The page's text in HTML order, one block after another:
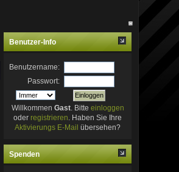
Benutzer-Info
Benutzername:
Passwort:
Willkommen Gast. Bitte einloggen
oder registrieren . Haben Sie Ihre
Aktivierungs E-Mail übersehen?
Spenden